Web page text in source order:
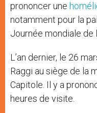
prononcer une
notamment pour la
Journée mondiale de
L’an dernier, le 26
Raggi au siège de la
Capitole. Il y a
heures de visite.